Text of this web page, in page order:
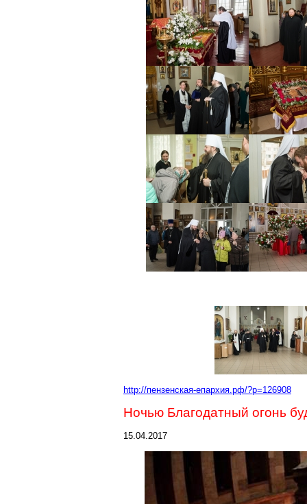
http://пензенская-епархия.рф/?p=126908
Ночью Благодатный огонь
15.04.2017